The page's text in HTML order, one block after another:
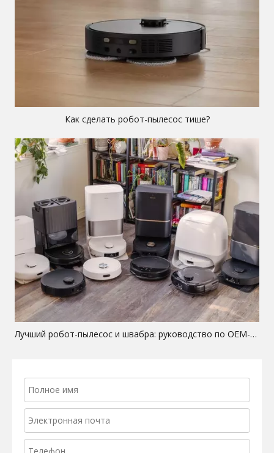
Как сделать робот-пылесос тише?
Лучший робот-пылесос и швабра: руководство по OEM-оборудованию